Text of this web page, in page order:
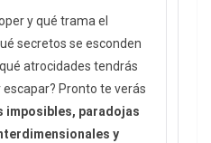
y qué trama el
secretos se esconden
atrocidades tendrás
Pronto te verás
imposibles, paradojas
y